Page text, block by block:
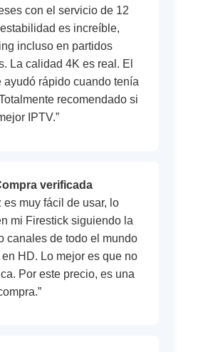
con el servicio de 12
es increíble,
incluso en partidos
La calidad 4K es real. El
ayudó rápido cuando tenía
recomendado si
IPTV.”
verificada
es muy fácil de usar, lo
mi Firestick siguiendo la
canales de todo el mundo
HD. Lo mejor es que no
Por este precio, es una